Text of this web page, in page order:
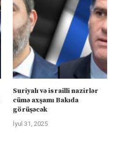
Suriyalı və israilli nazirlər
cümə axşamı Bakıda
görüşəcək
İyul 31, 2025